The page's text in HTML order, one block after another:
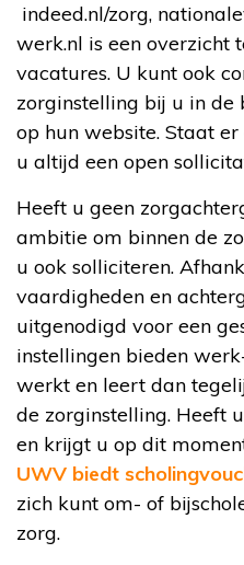
indeed.nl/zorg,
werk.nl is een overzicht
vacatures. U kunt ook
zorginstelling bij u in de
op hun website. Staat
u altijd een open
Heeft u geen
ambitie om binnen de
u ook solliciteren.
vaardigheden en
uitgenodigd voor een
instellingen bieden
werkt en leert dan
de zorginstelling. Heeft
en krijgt u op dit
UWV biedt
zich kunt om- of
zorg.